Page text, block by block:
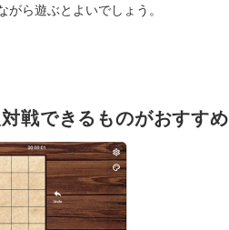
ら遊ぶとよいでしょう。
戦できるものがおすすめ